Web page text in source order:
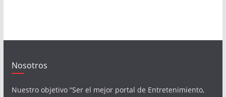
Nosotros
Nuestro objetivo “Ser el mejor portal de Entretenimiento,